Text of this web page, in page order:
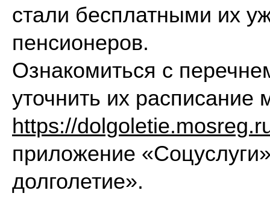
стали бесплатными их
пенсионеров.
Ознакомиться с
уточнить их расписание
https://
приложение
долголетие».